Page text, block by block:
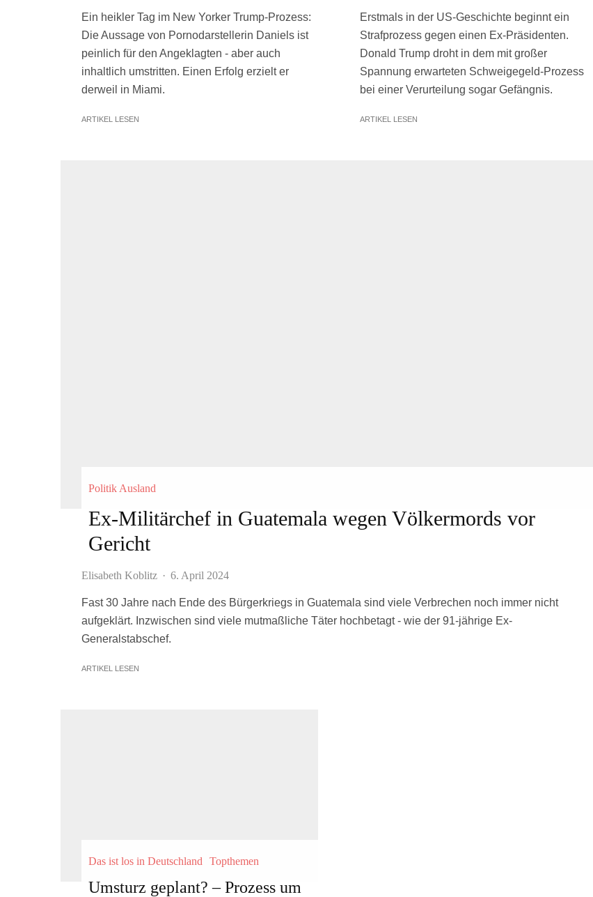
Ein heikler Tag im New Yorker Trump-Prozess:
Die Aussage von Pornodarstellerin Daniels ist
peinlich für den Angeklagten - aber auch
inhaltlich umstritten. Einen Erfolg erzielt er
derweil in Miami.
ARTIKEL LESEN
Erstmals in der US-Geschichte beginnt ein
Strafprozess gegen einen Ex-Präsidenten.
Donald Trump droht in dem mit großer
Spannung erwarteten Schweigegeld-Prozess
bei einer Verurteilung sogar Gefängnis.
ARTIKEL LESEN
Politik Ausland
Ex-Militärchef in Guatemala wegen Völkermords vor
Gericht
Elisabeth Koblitz · 6. April 2024
Fast 30 Jahre nach Ende des Bürgerkriegs in Guatemala sind viele Verbrechen noch immer nicht
aufgeklärt. Inzwischen sind viele mutmaßliche Täter hochbetagt - wie der 91-jährige Ex-
Generalstabschef.
ARTIKEL LESEN
Das ist los in Deutschland Topthemen
Umsturz geplant? – Prozess um